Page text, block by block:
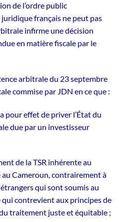
de l’ordre public
français ne peut pas
infirme une décision
en matière fiscale par le
arbitrale du 23 septembre
commise par JDN en ce que :
pour effet de priver l’État du
due par un investisseur
de la TSR inhérente au
au Cameroun, contrairement à
qui sont soumis au
qui contrevient aux principes de
traitement juste et équitable ;